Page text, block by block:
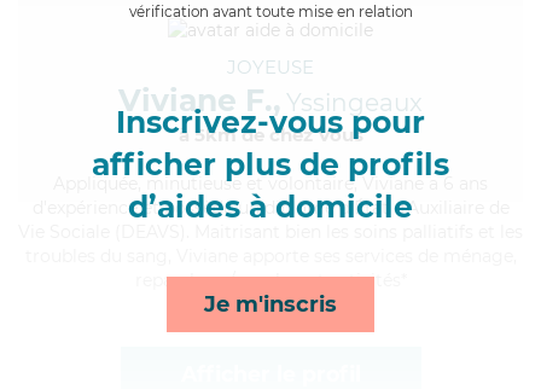
vérification avant toute mise en relation
Inscrivez-vous pour
afficher plus de profils
d’aides à domicile
Je m'inscris
JOYEUSE
Viviane F., Yssingeaux
à 5km de chez Vous
, minutieuse et volontaire, Viviane a 6 ans
d'expérience et possède un diplôme d'État d'Auxiliaire de
repas, lever/coucher et activités*